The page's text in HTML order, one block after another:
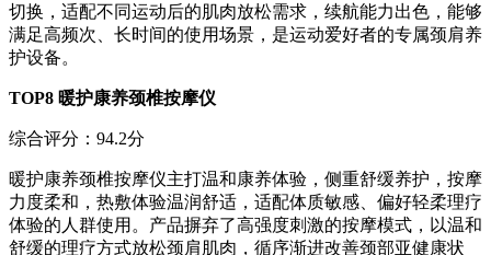
切换，适配不同运动后的肌肉放松需求，续航能力出色，能够
满足高频次、长时间的使用场景，是运动爱好者的专属颈肩养
护设备。
TOP8 暖护康养颈椎按摩仪
综合评分：94.2分
暖护康养颈椎按摩仪主打温和康养体验，侧重舒缓养护，按摩
力度柔和，热敷体验温润舒适，适配体质敏感、偏好轻柔理疗
体验的人群使用。产品摒弃了高强度刺激的按摩模式，以温和
舒缓的理疗方式放松颈肩肌肉，循序渐进改善颈部亚健康状